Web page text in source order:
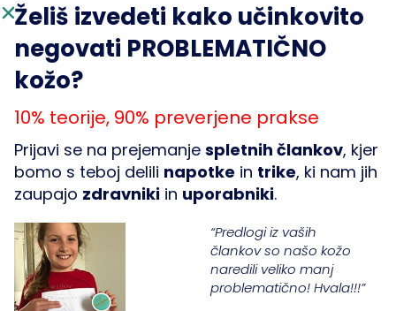
KONTAKT
FORMALNO
Vračila
Piškotki
Zasebnost
PODJETJE
Članki
O nas
Kontakt
Želiš izvedeti kako učinkovito
negovati PROBLEMATIČNO
kožo?
10% teorije, 90% preverjene prakse
Prijavi se na prejemanje spletnih člankov, kjer
bomo s teboj delili napotke in trike, ki nam jih
zaupajo zdravniki in uporabniki.
“Predlogi iz vaših
člankov so našo kožo
naredili veliko manj
problematično! Hvala!!!”